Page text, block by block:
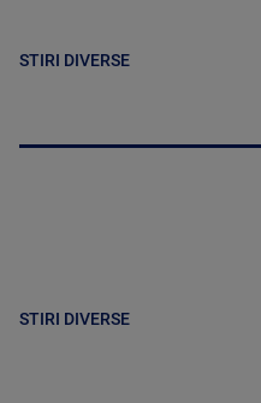
STIRI DIVERSE
STIRI DIVERSE